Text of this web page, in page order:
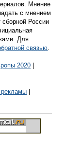
Мнение
с мнением
России
Для
связью.
2020